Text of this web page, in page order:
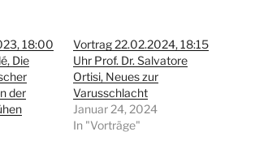
18:00
Die
der
Vortrag 22.02.2024, 18:15
Uhr Prof. Dr. Salvatore
Ortisi, Neues zur
Varusschlacht
Januar 24, 2024
In "Vorträge"